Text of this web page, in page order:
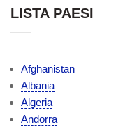
LISTA PAESI
Afghanistan
Albania
Algeria
Andorra